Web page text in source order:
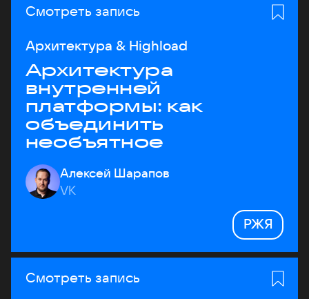
Смотреть запись
Архитектура & Highload
Архитектура
внутренней
платформы: как
объединить
необъятное
Алексей Шарапов
VK
РЖЯ
Смотреть запись